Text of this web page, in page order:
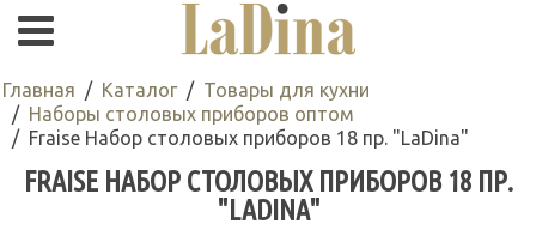
Главная Каталог
Товары для кухни
Наборы столовых приборов оптом
Fraise Набор столовых приборов 18 пр. "LaDina"
FRAISE НАБОР СТОЛОВЫХ ПРИБОРОВ 18 ПР.
"LADINA"